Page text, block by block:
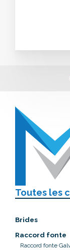
Toutes les
Brides
Raccord fonte
Raccord fonte